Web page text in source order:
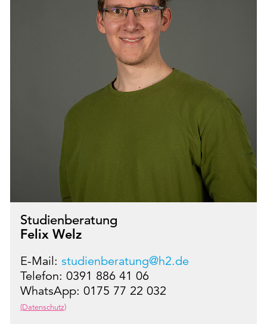
Studienberatung
Felix Welz
E-Mail: studienberatung@h2.de
Telefon: 0391 886 41 06
WhatsApp: 0175 77 22 032
(Datenschutz)